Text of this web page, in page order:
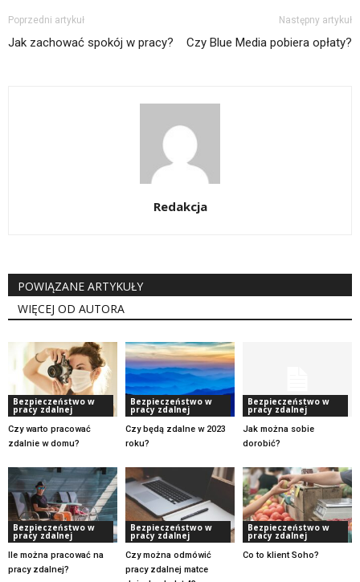
Poprzedni artykuł
Jak zachować spokój w pracy?
Następny artykuł
Czy Blue Media pobiera opłaty?
Redakcja
POWIĄZANE ARTYKUŁY
WIĘCEJ OD AUTORA
Bezpieczeństwo w
pracy zdalnej
Czy warto pracować
zdalnie w domu?
Bezpieczeństwo w
pracy zdalnej
Czy będą zdalne w 2023
roku?
Bezpieczeństwo w
pracy zdalnej
Jak można sobie
dorobić?
Bezpieczeństwo w
pracy zdalnej
Ile można pracować na
pracy zdalnej?
Bezpieczeństwo w
pracy zdalnej
Czy można odmówić
pracy zdalnej matce
Bezpieczeństwo w
pracy zdalnej
Co to klient Soho?